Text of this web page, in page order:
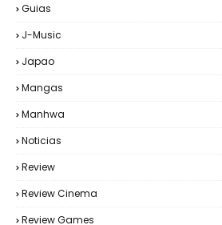
Guias
J-Music
Japao
Mangas
Manhwa
Noticias
Review
Review Cinema
Review Games